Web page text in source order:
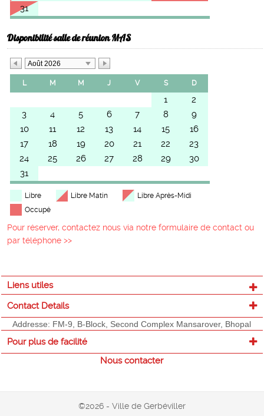
31
Disponibilité salle de réunion MAS
Août 2026
L M M J V S D
1
2
3
4 5 6 7 8
9
10
11 12 13 14 15
16
17
18 19 20 21 22
23
24
25 26 27 28 29
30
31
Libre Libre Matin
Libre Après-Midi
Occupé
Pour réserver, contactez nous via notre formulaire de contact ou
par téléphone >>
Liens utiles
Contact Details
Addresse: FM-9, B-Block, Second Complex Mansarover, Bhopal
Pour plus de facilité
Nous contacter
©2026 - Ville de Gerbéviller